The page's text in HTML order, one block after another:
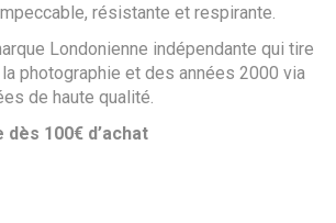
résistante et respirante.
Londonienne indépendante qui tire
photographie et des années 2000 via
de haute qualité.
100€ d’achat